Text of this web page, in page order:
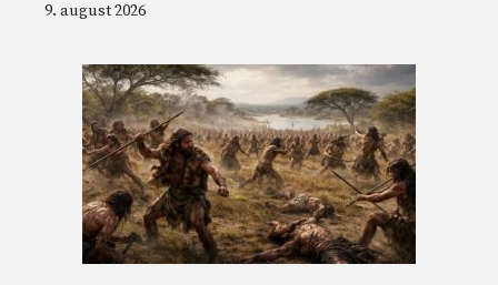
9. august 2026